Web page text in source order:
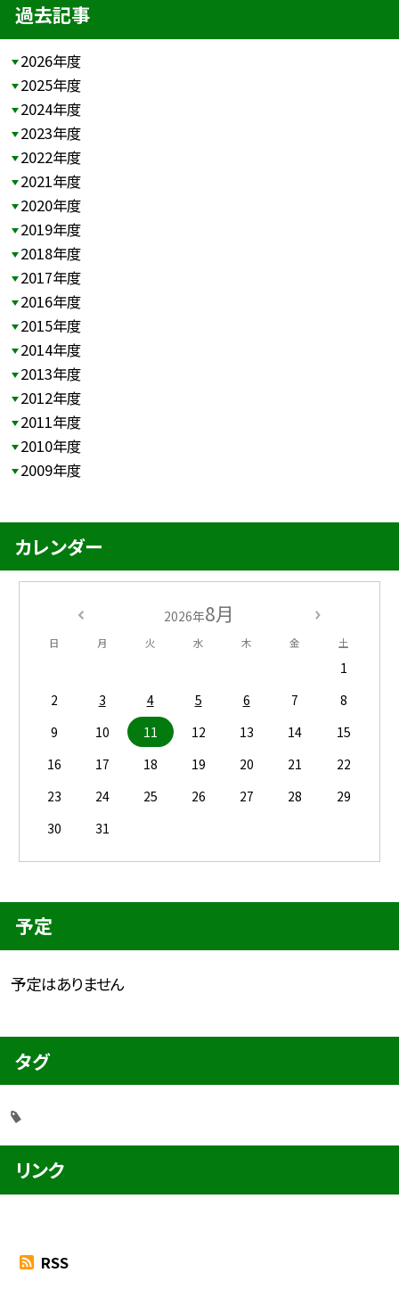
過去記事
2026年度
2025年度
2024年度
2023年度
2022年度
2021年度
2020年度
2019年度
2018年度
2017年度
2016年度
2015年度
2014年度
2013年度
2012年度
2011年度
2010年度
2009年度
カレンダー
2026年8月
日 月 火 水 木 金 土
1
2
3 4 5 6 7
8
9
10 11 12 13 14
15
16
17 18 19 20 21
22
23
24 25 26 27 28
29
30
31
予定
予定はありません
タグ
リンク
RSS